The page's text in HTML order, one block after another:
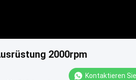
2000rpm
Kontaktieren